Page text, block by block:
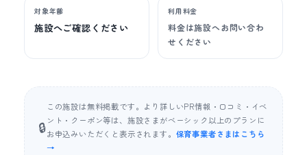
対象年齢
施設へご確認ください
利用料金
料金は施設へお問い合わ
せください
🔒
この施設は無料掲載です。より詳しいPR情報・口コミ・イベ
ント・クーポン等は、施設さまがベーシック以上のプランに
お申込みいただくと表示されます。 保育事業者さまはこちら
→